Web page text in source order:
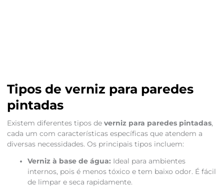
Tipos de verniz para paredes
pintadas
Existem diferentes tipos de verniz para paredes pintadas,
cada um com características específicas que atendem a
diversas necessidades. Os principais tipos incluem:
Verniz à base de água: Ideal para ambientes
internos, pois é menos tóxico e tem baixo odor. É fácil
de limpar e seca rapidamente.